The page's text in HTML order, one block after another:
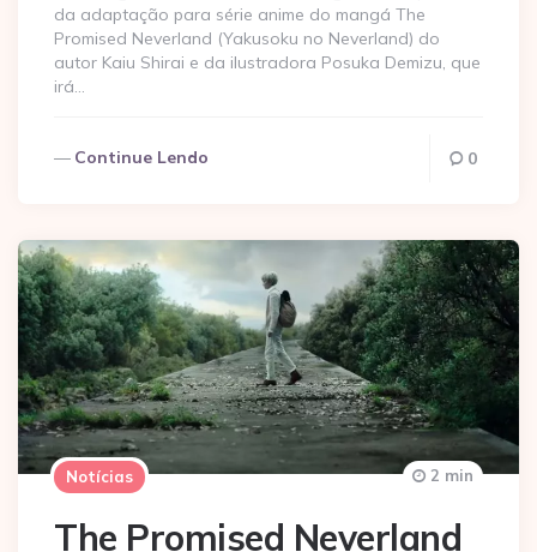
da adaptação para série anime do mangá The
Promised Neverland (Yakusoku no Neverland) do
autor Kaiu Shirai e da ilustradora Posuka Demizu, que
irá…
Continue Lendo 0
Notícias
The Promised Neverland
2 min